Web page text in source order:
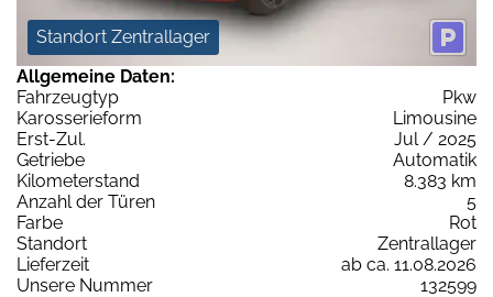
Standort Zentrallager
Allgemeine Daten:
Fahrzeugtyp
Pkw
Karosserieform
Limousine
Erst-Zul.
Jul / 2025
Getriebe
Automatik
Kilometerstand
8.383 km
Anzahl der Türen
5
Farbe
Rot
Standort
Zentrallager
Lieferzeit
ab ca. 11.08.2026
Unsere Nummer
132599